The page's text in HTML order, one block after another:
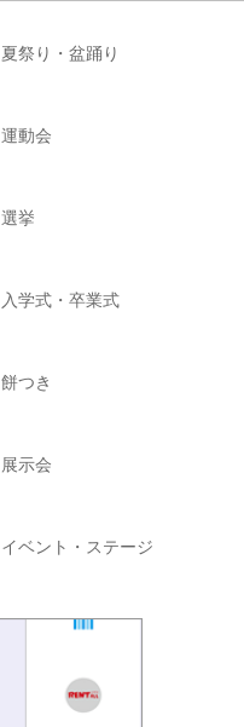
夏祭り・盆踊り
運動会
選挙
入学式・卒業式
餅つき
展示会
イベント・ステージ